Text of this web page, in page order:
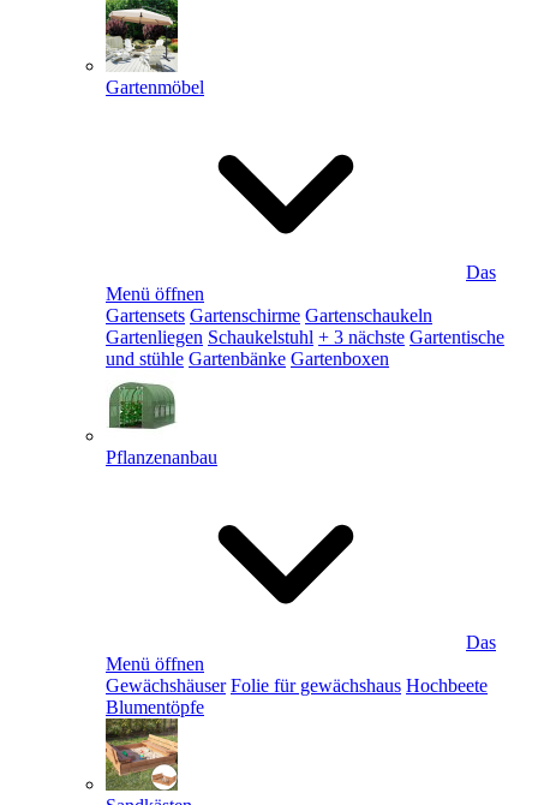
Gartenmöbel
Das
Menü öffnen
Gartensets Gartenschirme Gartenschaukeln
Gartenliegen Schaukelstuhl + 3 nächste Gartentische
und stühle Gartenbänke Gartenboxen
Pflanzenanbau
Das
Menü öffnen
Gewächshäuser Folie für gewächshaus Hochbeete
Blumentöpfe